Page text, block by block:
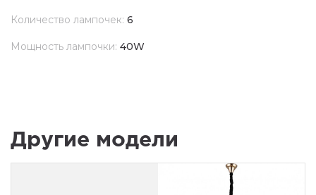
Количество лампочек: 6
Мощность лампочки: 40W
Другие модели